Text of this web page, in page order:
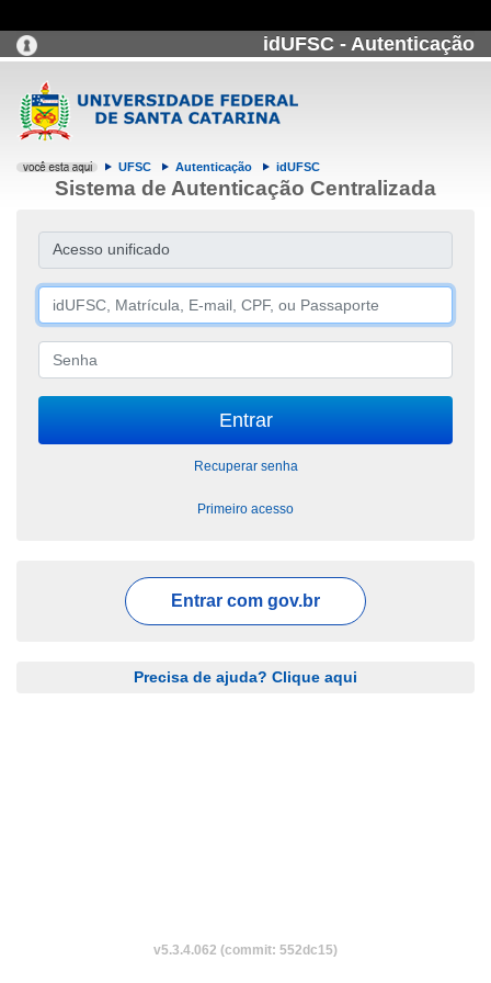
idUFSC - Autenticação
UFSC Autenticação idUFSC
Sistema de Autenticação Centralizada
Acesso unificado
Recuperar senha
Primeiro acesso
Entrar com gov.br
Precisa de ajuda? Clique aqui
v5.3.4.062 (commit: 552dc15)